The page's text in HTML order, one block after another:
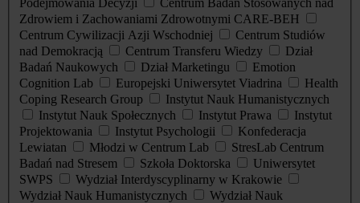
Zdrowiem i Zachowaniami Zdrowotnymi CARE-BEH
Centrum Cywilizacji Azji Wschodniej
Centrum Studiów
nad Demokracją
Centrum Transferu Wiedzy
Dział
Badań Naukowych
Dział Marketingu
Emotion
Cognition Lab
Europejski Uniwersytet Viadrina
Health
Coping Research Group
Instytut Nauk Humanistycznych
Instytut Nauk Społecznych
Instytut Prawa
Instytut
Projektowania
Instytut Psychologii
Konfederacja
Lewiatan
Młodzi w Centrum Lab
StresLab Centrum
Badań nad Stresem
Szkoła Doktorska
Uniwersytet
SWPS
Wydział Interdyscyplinarny w Krakowie
Wydział Nauk Humanistycznych
Wydział Nauk